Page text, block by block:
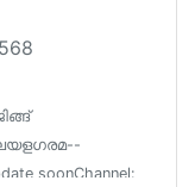
soonChannel: